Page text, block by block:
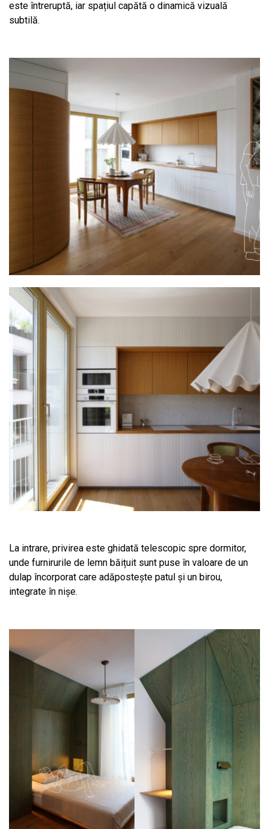
este întreruptă, iar spațiul capătă o dinamică vizuală
subtilă.
La intrare, privirea este ghidată telescopic spre dormitor,
unde furnirurile de lemn băițuit sunt puse în valoare de un
dulap încorporat care adăpostește patul și un birou,
integrate în nișe.